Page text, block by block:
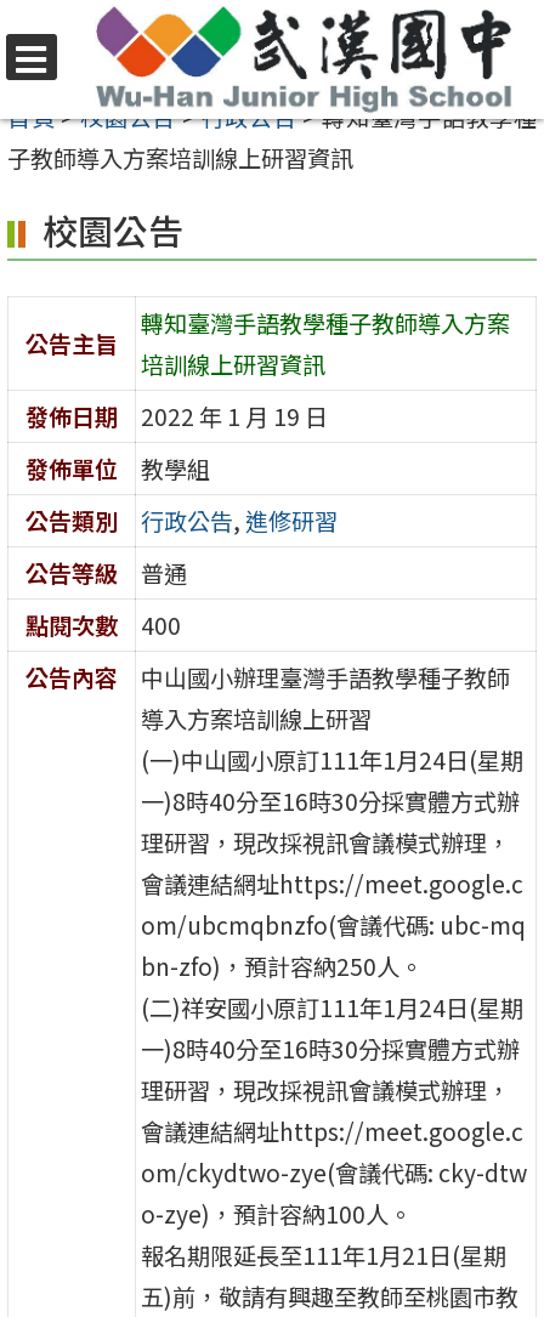
至
要
容
區
選
單
首頁>校園公告>行政公告>轉知臺灣手語教學種
子教師導入方案培訓線上研習資訊
校園公告
公告主旨
轉知臺灣手語教學種子教師導入方案
培訓線上研習資訊
發佈日期
2022 年 1 月 19 日
發佈單位
教學組
公告類別
行政公告,進修研習
公告等級
普通
點閱次數
400
公告內容
中山國小辦理臺灣手語教學種子教師
導入方案培訓線上研習
(一)中山國小原訂111年1月24日(星期
一)8時40分至16時30分採實體方式辦
理研習，現改採視訊會議模式辦理，
會議連結網址https://meet.google.c
om/ubcmqbnzfo(會議代碼: ubc-mq
bn-zfo)，預計容納250人。
(二)祥安國小原訂111年1月24日(星期
一)8時40分至16時30分採實體方式辦
理研習，現改採視訊會議模式辦理，
會議連結網址https://meet.google.c
om/ckydtwo-zye(會議代碼: cky-dtw
o-zye)，預計容納100人。
報名期限延長至111年1月21日(星期
五)前，敬請有興趣至教師至桃園市教